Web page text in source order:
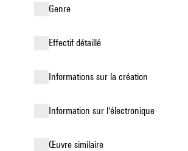
genre
effectif détaillé
informations sur la création
Information sur l'électronique
œuvre similaire